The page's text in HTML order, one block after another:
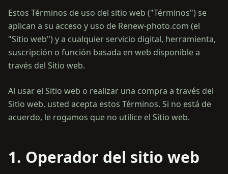
Estos Términos de uso del sitio web ("Términos") se
aplican a su acceso y uso de Renew-photo.com (el
"Sitio web") y a cualquier servicio digital, herramienta,
suscripción o función basada en web disponible a
través del Sitio web.
Al usar el Sitio web o realizar una compra a través del
Sitio web, usted acepta estos Términos. Si no está de
acuerdo, le rogamos que no utilice el Sitio web.
1. Operador del sitio web